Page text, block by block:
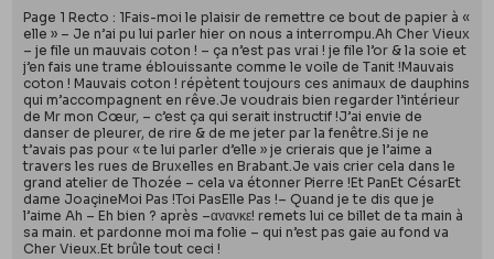
Page 1 Recto : 1Fais-moi le plaisir de remettre ce bout de papier à «
elle » – Je n’ai pu lui parler hier on nous a interrompu.Ah Cher Vieux
– je file un mauvais coton ! – ça n’est pas vrai ! je file l’or & la soie et
j’en fais une trame éblouissante comme le voile de Tanit !Mauvais
coton ! Mauvais coton ! répètent toujours ces animaux de dauphins
qui m’accompagnent en rêve.Je voudrais bien regarder l’intérieur
de Mr mon Cœur, – c’est ça qui serait instructif !J’ai envie de
danser de pleurer, de rire & de me jeter par la fenêtre.Si je ne
t’avais pas pour « te lui parler d’elle » je crierais que je l’aime a
travers les rues de Bruxelles en Brabant.Je vais crier cela dans le
grand atelier de Thozée – cela va étonner Pierre !Et PanEt CésarEt
dame JoaçineMoi Pas !Toi PasElle Pas !– Quand je te dis que je
l’aime Ah – Eh bien ? après –ανανκε! remets lui ce billet de ta main à
sa main. et pardonne moi ma folie – qui n’est pas gaie au fond va
Cher Vieux.Et brûle tout ceci !